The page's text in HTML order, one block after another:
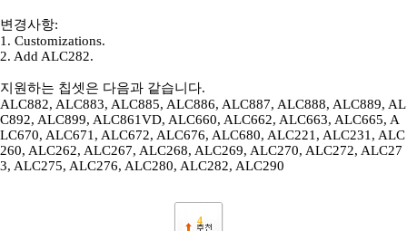
변경사항:
1. Customizations.
2. Add ALC282.
지원하는 칩셋은 다음과 같습니다.
ALC882, ALC883, ALC885, ALC886, ALC887, ALC888, ALC889, AL
C892, ALC899, ALC861VD, ALC660, ALC662, ALC663, ALC665, A
LC670, ALC671, ALC672, ALC676, ALC680, ALC221, ALC231, ALC
260, ALC262, ALC267, ALC268, ALC269, ALC270, ALC272, ALC27
3, ALC275, ALC276, ALC280, ALC282, ALC290
4